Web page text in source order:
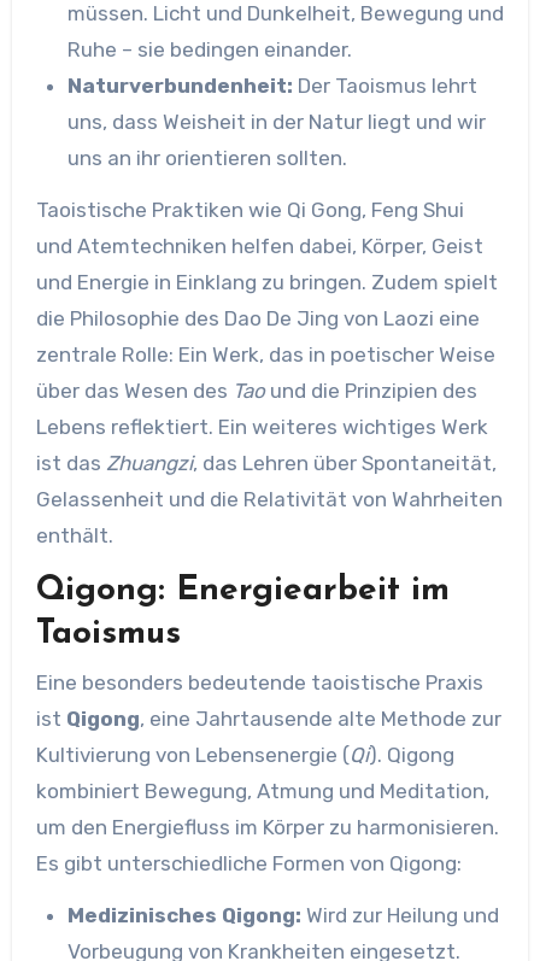
müssen. Licht und Dunkelheit, Bewegung und
Ruhe – sie bedingen einander.
Naturverbundenheit: Der Taoismus lehrt
uns, dass Weisheit in der Natur liegt und wir
uns an ihr orientieren sollten.
Taoistische Praktiken wie Qi Gong, Feng Shui
und Atemtechniken helfen dabei, Körper, Geist
und Energie in Einklang zu bringen. Zudem spielt
die Philosophie des Dao De Jing von Laozi eine
zentrale Rolle: Ein Werk, das in poetischer Weise
über das Wesen des Taound die Prinzipien des
Lebens reflektiert. Ein weiteres wichtiges Werk
ist das Zhuangzi, das Lehren über Spontaneität,
Gelassenheit und die Relativität von Wahrheiten
enthält.
Qigong: Energiearbeit im
Taoismus
Eine besonders bedeutende taoistische Praxis
ist Qigong, eine Jahrtausende alte Methode zur
Kultivierung von Lebensenergie (Qi). Qigong
kombiniert Bewegung, Atmung und Meditation,
um den Energiefluss im Körper zu harmonisieren.
Es gibt unterschiedliche Formen von Qigong:
Medizinisches Qigong: Wird zur Heilung und
Vorbeugung von Krankheiten eingesetzt.